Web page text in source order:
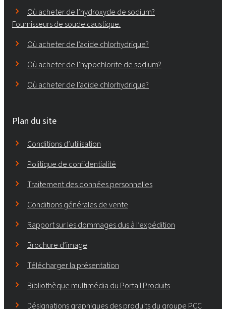
Où acheter de l’hydroxyde de sodium?
Fournisseurs de soude caustique.
Où acheter de l’acide chlorhydrique?
Où acheter de l’hypochlorite de sodium?
Où acheter de l’acide chlorhydrique?
Plan du site
Conditions d’utilisation
Politique de confidentialité
Traitement des données personnelles
Conditions générales de vente
Rapport sur les dommages dus à l’expédition
Brochure d’image
Télécharger la présentation
Bibliothèque multimédia du Portail Produits
Désignations graphiques des produits du groupe PCC